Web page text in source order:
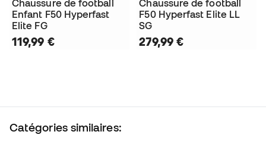
Chaussure de football
Enfant F50 Hyperfast
Elite FG
119,99 €
Chaussure de football
F50 Hyperfast Elite LL
SG
279,99 €
Catégories similaires: